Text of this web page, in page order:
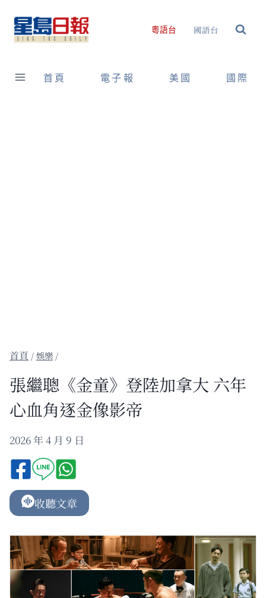
content
粵語台 國語台
首頁 電子報 美國 國際
/娛樂 /
張繼聰《金童》登陸加拿大 六年
心血角逐金像影帝
2026 年 4 月 9 日
收聽文章